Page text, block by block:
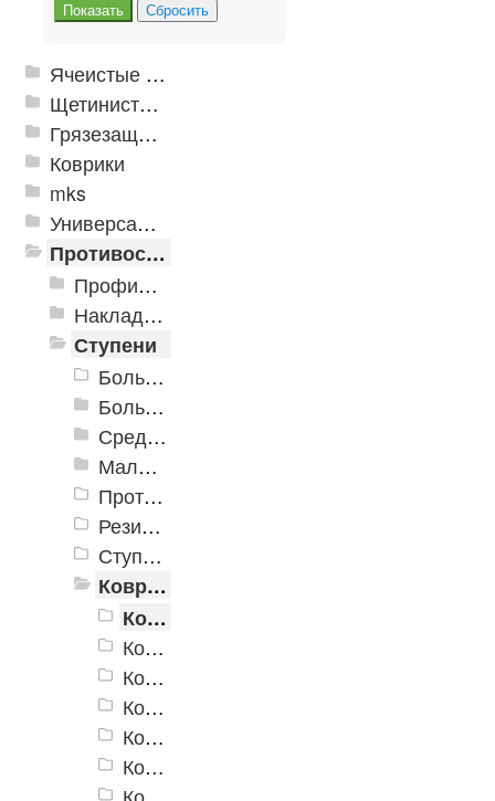
Ячеистые грязезащитные покрытия
Щетинистые покрытия
Грязезащитные, влаговпитывающие покрытия
Коврики
mks
Универсальные модульные покрытия
Противоскользящая защита для лестниц, профили, ленты
Профили алюминиевые с резиновой вставкой
Накладки противоскользящие резиновые
Ступени
Большая проступь (Классика)
Большая облегченная проступь
Средняя проступь
Малая облегченная проступь
Противоскользящая накладка на ступень "Ледокол"
Резиновая накладная проступь «Домино»
Ступеньки ажурные
Ковровые коврики на ступеньки
Коврик на ступеньки Vortex
Ковровые накладки «Барс» бордовый
Ковровые накладки «Барс» бежевый
Ковровые накладки «Барс» темно-зеленый
Ковровые накладки "Милан"
Ковровые накладки «Лилия» бордовые